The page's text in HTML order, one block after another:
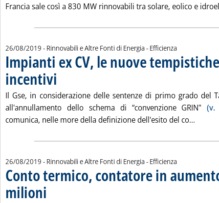
Francia sale così a 830 MW rinnovabili tra solare, eolico e
26/08/2019 - Rinnovabili e Altre Fonti di Energia - Efficienza
Impianti ex CV, le nuove
incentivi
Il Gse, in considerazione delle sentenze di primo grado del
all'annullamento dello schema di “convenzione GRIN"(v.
comunica, nelle more della definizione dell'esito del co...
26/08/2019 - Rinnovabili e Altre Fonti di Energia - Efficienza
Conto termico, contatore in
milioni